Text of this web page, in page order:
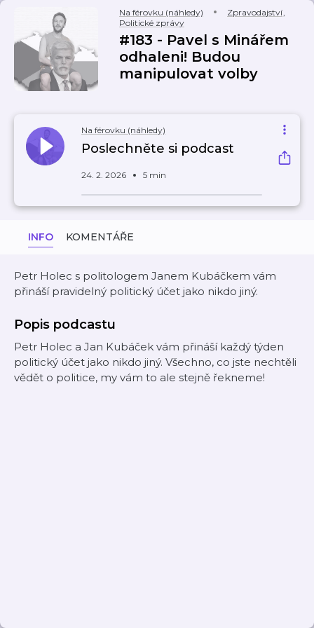
Na férovku (náhledy) Zpravodajství,
Politické zprávy
#183 - Pavel s Minářem
odhaleni! Budou
manipulovat volby
Na férovku (náhledy)
Poslechněte si podcast
24. 2. 2026 5 min
INFO KOMENTÁŘE
Petr Holec s politologem Janem Kubáčkem vám
přináší pravidelný politický účet jako nikdo jiný.
Popis podcastu
Petr Holec a Jan Kubáček vám přináší každý týden
politický účet jako nikdo jiný. Všechno, co jste nechtěli
vědět o politice, my vám to ale stejně řekneme!